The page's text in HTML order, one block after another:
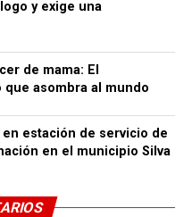
y exige una
de mama: El
asombra al mundo
estación de servicio de
en el municipio Silva